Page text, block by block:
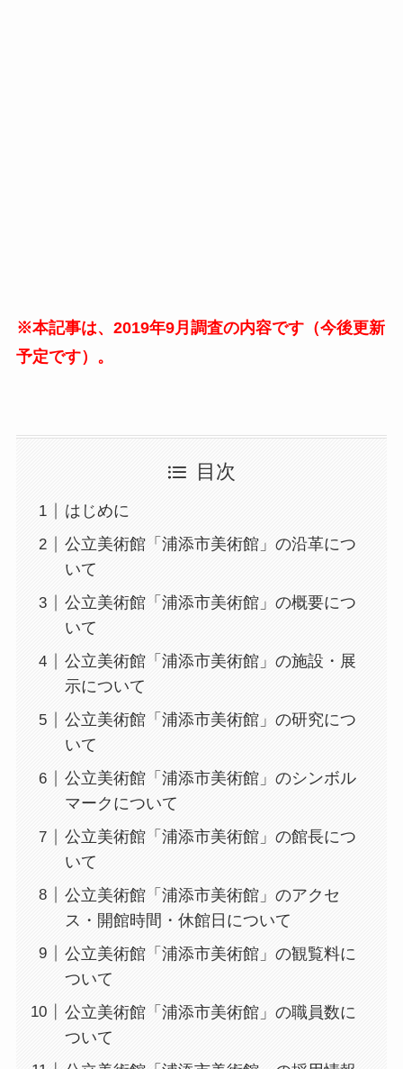
※本記事は、2019年9月調査の内容です（今後更新
予定です）。
目次
はじめに
公立美術館「浦添市美術館」の沿革につ
いて
公立美術館「浦添市美術館」の概要につ
いて
公立美術館「浦添市美術館」の施設・展
示について
公立美術館「浦添市美術館」の研究につ
いて
公立美術館「浦添市美術館」のシンボル
マークについて
公立美術館「浦添市美術館」の館長につ
いて
公立美術館「浦添市美術館」のアクセ
ス・開館時間・休館日について
公立美術館「浦添市美術館」の観覧料に
ついて
公立美術館「浦添市美術館」の職員数に
ついて